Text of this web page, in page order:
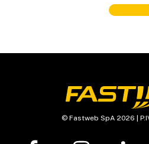
© Fastweb SpA 2026 |